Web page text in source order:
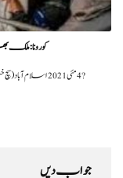
کورونا: ملک بھر میں
?️ 4 مئی 2021اسلام آباد(سچ خبریں)ملک بھر میں کورونا کا قہر جاری ہے اور گزشتہ
جواب دیں